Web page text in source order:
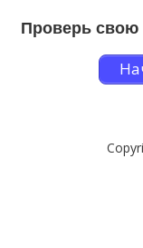
Проверь свою